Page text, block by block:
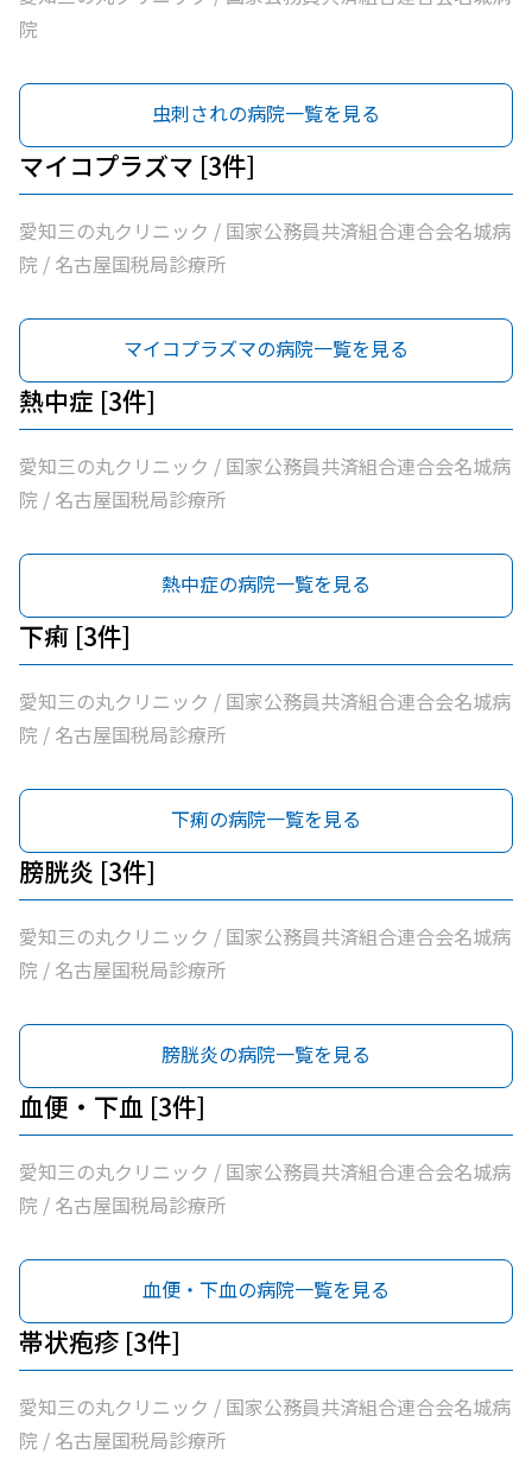
院
虫刺されの病院一覧を見る
マイコプラズマ [3件]
愛知三の丸クリニック / 国家公務員共済組合連合会名城病
院 / 名古屋国税局診療所
マイコプラズマの病院一覧を見る
熱中症 [3件]
愛知三の丸クリニック / 国家公務員共済組合連合会名城病
院 / 名古屋国税局診療所
熱中症の病院一覧を見る
下痢 [3件]
愛知三の丸クリニック / 国家公務員共済組合連合会名城病
院 / 名古屋国税局診療所
下痢の病院一覧を見る
膀胱炎 [3件]
愛知三の丸クリニック / 国家公務員共済組合連合会名城病
院 / 名古屋国税局診療所
膀胱炎の病院一覧を見る
血便・下血 [3件]
愛知三の丸クリニック / 国家公務員共済組合連合会名城病
院 / 名古屋国税局診療所
血便・下血の病院一覧を見る
帯状疱疹 [3件]
愛知三の丸クリニック / 国家公務員共済組合連合会名城病
院 / 名古屋国税局診療所